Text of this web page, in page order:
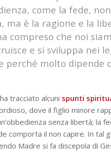
come la fede,
ma è la ragione e la
compreso che noi
e si sviluppa nei
perché molto dipende
tracciato alcuni spunti
dove il figlio minore
senza libertà; la
comporta il non capire. In tal
Madre si fa discepola di